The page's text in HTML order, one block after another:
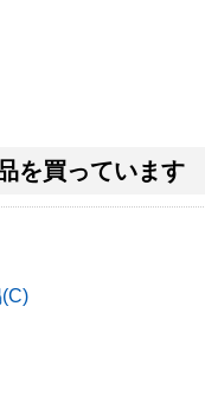
を買っています